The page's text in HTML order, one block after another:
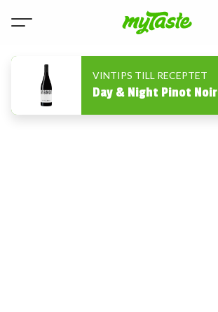
VINTIPS TILL RECEPTET
Day & Night Pinot Noir